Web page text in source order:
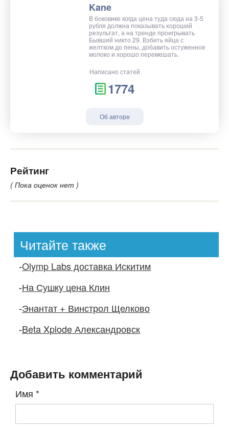
Kane
В боковике когда цена туда сюда на 3-5
рубля должна показывать хороший
результат, а на тренде проигрывать
Бывший никто 29. Взбить яйца с
желтком до пены, добавить остуженное
молоко и хорошо перемешать.
Написано статей
1774
Об авторе
Рейтинг
( Пока оценок нет )
Читайте также
-Olymp Labs доставка Искитим
-На Сушку цена Клин
-Энантат + Винстрол Щелково
-Beta Xplode Александровск
Добавить комментарий
Имя *